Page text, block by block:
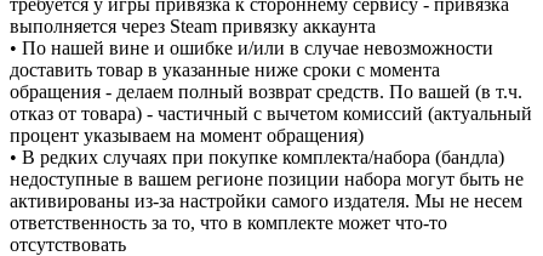
выполняется через Steam привязку аккаунта
• По нашей вине и ошибке и/или в случае невозможности
доставить товар в указанные ниже сроки с момента
обращения - делаем полный возврат средств. По вашей (в т.ч.
отказ от товара) - частичный с вычетом комиссий (актуальный
процент указываем на момент обращения)
• В редких случаях при покупке комплекта/набора (бандла)
недоступные в вашем регионе позиции набора могут быть не
активированы из-за настройки самого издателя. Мы не несем
ответственность за то, что в комплекте может что-то
отсутствовать